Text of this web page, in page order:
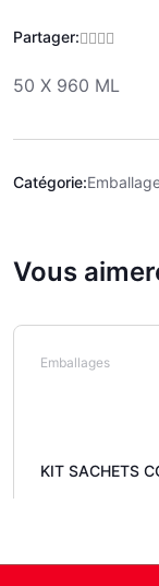
Partager:
50 X 960 ML
Catégorie:
Vous
Emballages
KIT SACHETS